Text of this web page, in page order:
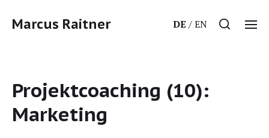
Marcus Raitner DE EN
Projektcoaching (10):
Marketing